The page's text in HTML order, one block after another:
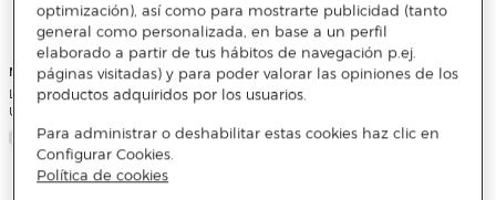
Monestir
Limpiador Abrillantador Pavimentos
Usual 750 ml
Monestir
optimización), así como para mostrarte publicidad (tanto
general como personalizada, en base a un perfil
elaborado a partir de tus hábitos de navegación p.ej.
páginas visitadas) y para poder valorar las opiniones de los
productos adquiridos por los usuarios.
Para administrar o deshabilitar estas cookies haz clic en
Configurar Cookies.
Política de cookies